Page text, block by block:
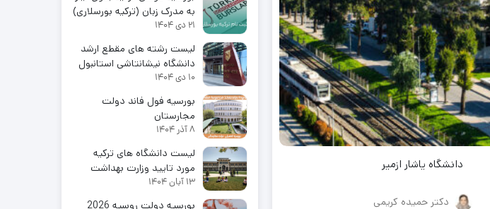
دانشگاه یاشار ازمیر
دکتر حمیده کریمی
به مدرک زبان (ترکیه بورسلاری)
21 دی 1404
لیست رشته های مقطع ارشد
دانشگاه نیشانتاشی استانبول
10 دی 1404
بورسیه فول فاند دولت
مجارستان
8 آذر 1404
لیست دانشگاه های ترکیه
مورد تایید وزارت بهداشت
ایران 2026-2025
13 آبان 1404
بورسیه دولت روسیه 2026